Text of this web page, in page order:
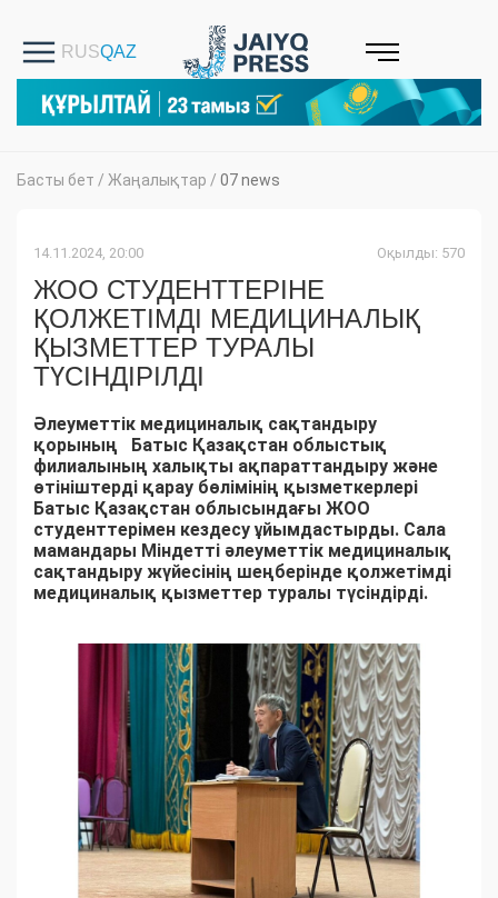
Басты бет / Жаңалықтар / 07 news
14.11.2024, 20:00 Оқылды: 570
ЖОО СТУДЕНТТЕРІНЕ
ҚОЛЖЕТІМДІ МЕДИЦИНАЛЫҚ
ҚЫЗМЕТТЕР ТУРАЛЫ
ТҮСІНДІРІЛДІ
Әлеуметтік медициналық сақтандыру
қорының Батыс Қазақстан облыстық
филиалының халықты ақпараттандыру және
өтініштерді қарау бөлімінің қызметкерлері
Батыс Қазақстан облысындағы ЖОО
студенттерімен кездесу ұйымдастырды. Сала
мамандары Міндетті әлеуметтік медициналық
сақтандыру жүйесінің шеңберінде қолжетімді
медициналық қызметтер туралы түсіндірді.